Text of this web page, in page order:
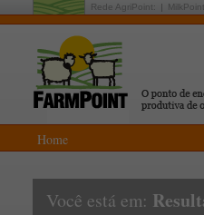
Rede AgriPoint: MilkPoint
Home
Você está em: